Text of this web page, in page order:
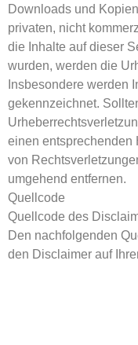
Downloads und
privaten, nicht
die Inhalte auf dieser
wurden, werden die
Insbesondere werden
gekennzeichnet.
einen entsprechenden
von
umgehend entfernen.
Quellcode
Quellcode des
Den nachfolgenden
den Disclaimer auf